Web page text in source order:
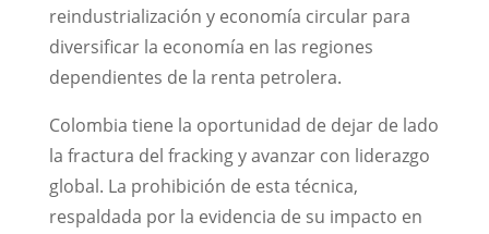
reindustrialización y economía circular para
diversificar la economía en las regiones
dependientes de la renta petrolera.
Colombia tiene la oportunidad de dejar de lado
la fractura del fracking y avanzar con liderazgo
global. La prohibición de esta técnica,
respaldada por la evidencia de su impacto en